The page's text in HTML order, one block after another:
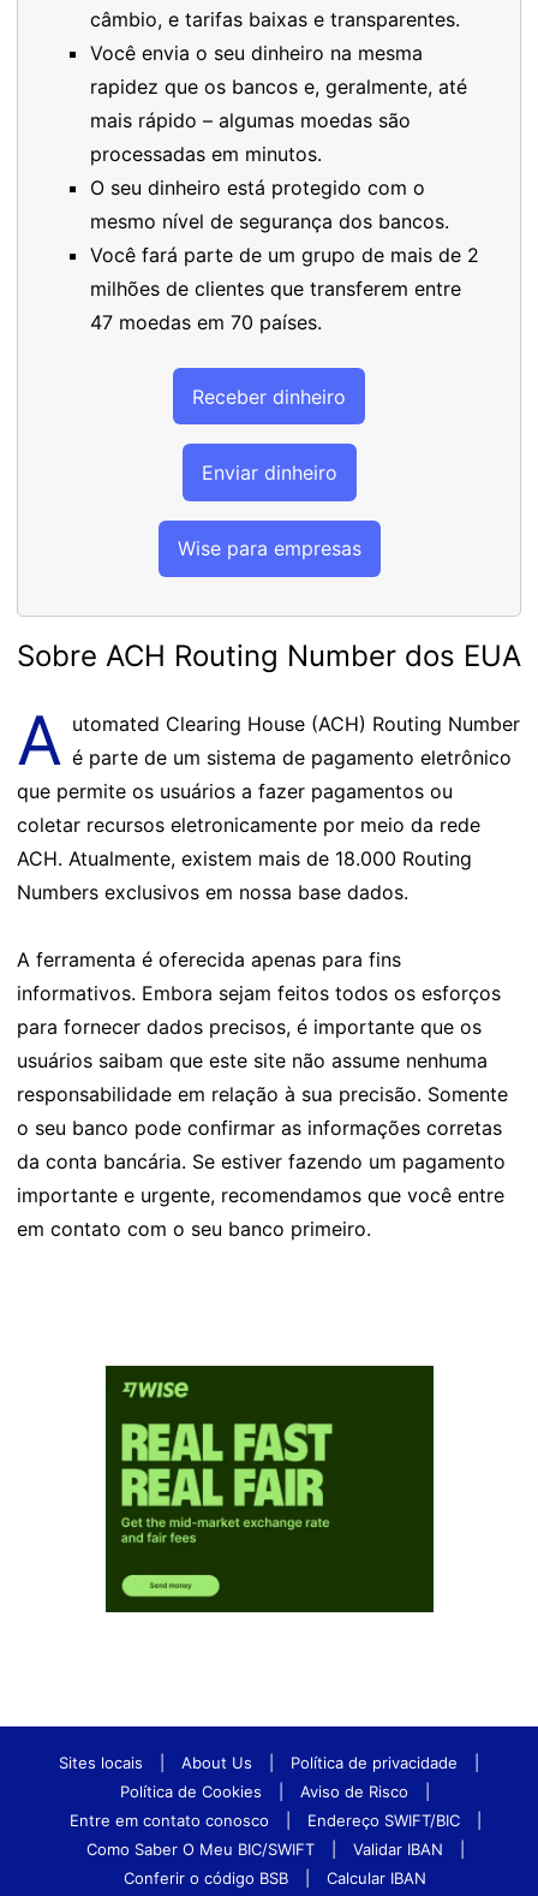
câmbio, e tarifas baixas e transparentes.
Você envia o seu dinheiro na mesma
rapidez que os bancos e, geralmente, até
mais rápido – algumas moedas são
processadas em minutos.
O seu dinheiro está protegido com o
mesmo nível de segurança dos bancos.
Você fará parte de um grupo de mais de 2
milhões de clientes que transferem entre
47 moedas em 70 países.
Receber dinheiro
Enviar dinheiro
Wise para empresas
Sobre ACH Routing Number dos EUA
A utomated Clearing House (ACH) Routing Number
é parte de um sistema de pagamento eletrônico
que permite os usuários a fazer pagamentos ou
coletar recursos eletronicamente por meio da rede
ACH. Atualmente, existem mais de 18.000 Routing
Numbers exclusivos em nossa base dados.
A ferramenta é oferecida apenas para fins
informativos. Embora sejam feitos todos os esforços
para fornecer dados precisos, é importante que os
usuários saibam que este site não assume nenhuma
responsabilidade em relação à sua precisão. Somente
o seu banco pode confirmar as informações corretas
da conta bancária. Se estiver fazendo um pagamento
importante e urgente, recomendamos que você entre
em contato com o seu banco primeiro.
Sites locais About Us Política de privacidade
Política de Cookies
Aviso de Risco
Entre em contato conosco
Endereço SWIFT/BIC
Como Saber O Meu BIC/SWIFT
Validar IBAN
Conferir o código BSB
Calcular IBAN